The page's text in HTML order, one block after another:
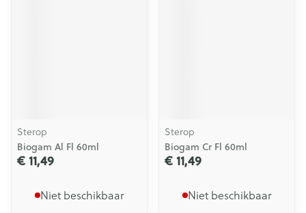
Sterop
Biogam Al Fl 60ml
€ 11,49
Niet beschikbaar
Sterop
Biogam Cr Fl 60ml
€ 11,49
Niet beschikbaar